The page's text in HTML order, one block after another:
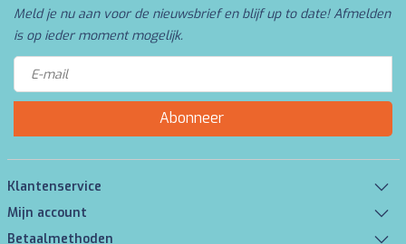
Meld je nu aan voor de nieuwsbrief en blijf up to date! Afmelden
is op ieder moment mogelijk.
Abonneer
Klantenservice
Mijn account
Betaalmethoden